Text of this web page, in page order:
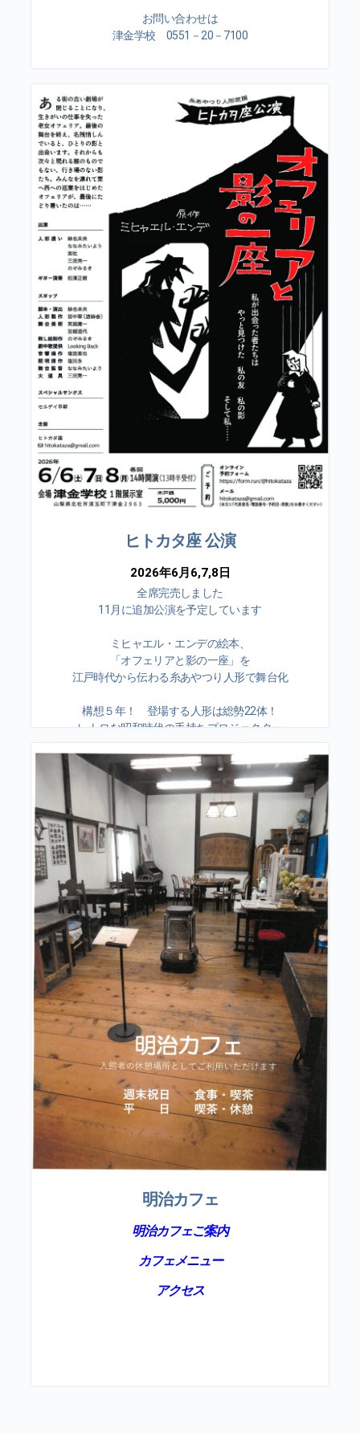
お問い合わせは
津金学校 0551－20－7100
ヒトカタ座 公演
2026年6月6,7,8日
全席完売しました
11月に追加公演を予定しています
ミヒャエル・エンデの絵本、
「オフェリアと影の一座」を
江戸時代から伝わる糸あやつり人形で舞台化
構想５年！ 登場する人形は総勢22体！
レトロな昭和時代の手持ちプロジェクター
明治カフェ
明治カフェご案内
カフェメニュー
アクセス